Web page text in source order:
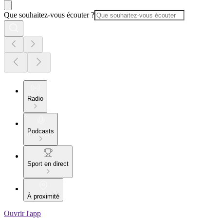
Que souhaitez-vous écouter ?
Radio
Podcasts
Sport en direct
À proximité
Ouvrir l'app